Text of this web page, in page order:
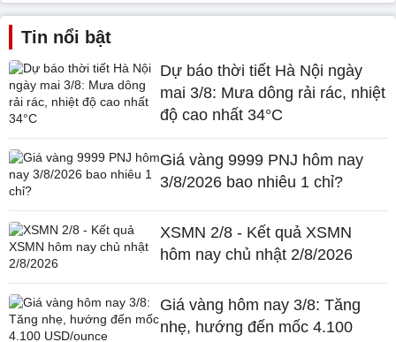
Tin nổi bật
Dự báo thời tiết Hà Nội ngày
mai 3/8: Mưa dông rải rác, nhiệt
độ cao nhất 34°C
Giá vàng 9999 PNJ hôm nay
3/8/2026 bao nhiêu 1 chỉ?
XSMN 2/8 - Kết quả XSMN
hôm nay chủ nhật 2/8/2026
Giá vàng hôm nay 3/8: Tăng
nhẹ, hướng đến mốc 4.100